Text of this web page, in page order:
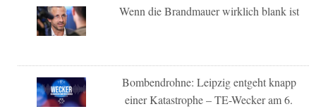
Wenn die Brandmauer wirklich blank ist
Bombendrohne: Leipzig entgeht knapp
einer Katastrophe – TE-Wecker am 6.